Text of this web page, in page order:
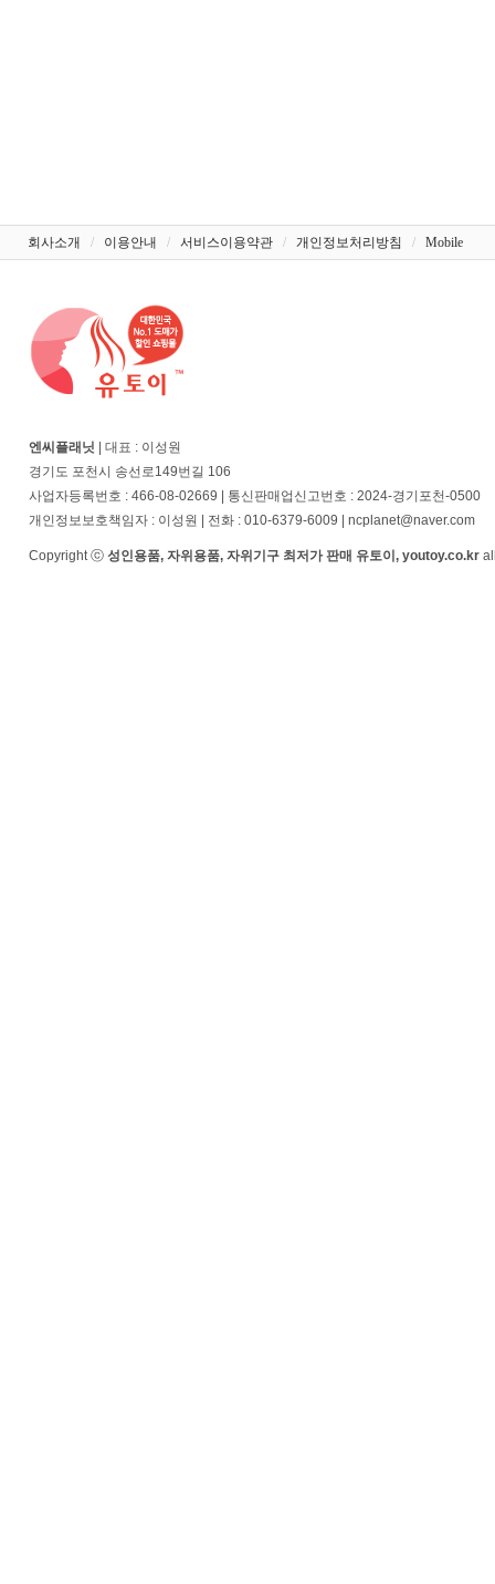
회사소개 / 이용안내 / 서비스이용약관 / 개인정보처리방침 / Mobile
엔씨플래닛 | 대표 : 이성원
경기도 포천시 송선로149번길 106
사업자등록번호 : 466-08-02669 | 통신판매업신고번호 : 2024-경기포천-0500
개인정보보호책임자 : 이성원 | 전화 : 010-6379-6009 | ncplanet@naver.com
Copyright ⓒ 성인용품, 자위용품, 자위기구 최저가 판매 유토이, youtoy.co.kr